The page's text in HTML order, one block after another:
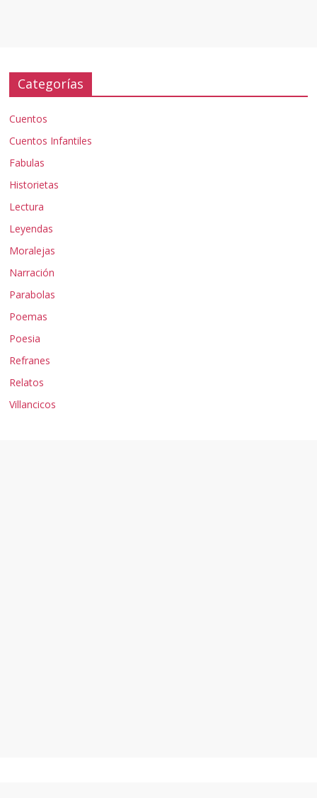
Categorías
Cuentos
Cuentos Infantiles
Fabulas
Historietas
Lectura
Leyendas
Moralejas
Narración
Parabolas
Poemas
Poesia
Refranes
Relatos
Villancicos